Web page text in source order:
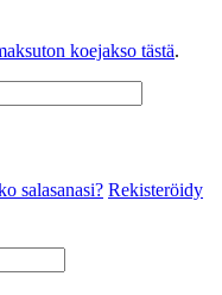
koejakso tästä.
salasanasi? Rekisteröidy